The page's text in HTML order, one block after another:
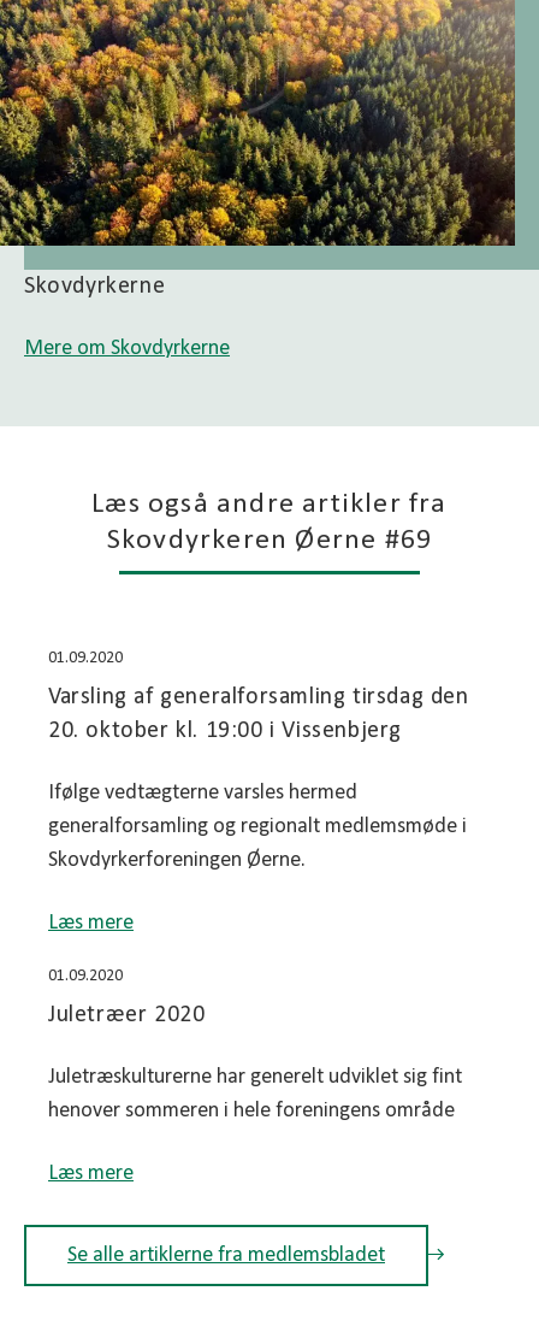
Skovdyrkerne
Mere om Skovdyrkerne
Læs også andre artikler fra
Skovdyrkeren Øerne #69
01.09.2020
Varsling af generalforsamling tirsdag den
20. oktober kl. 19:00 i Vissenbjerg
Ifølge vedtægterne varsles hermed
generalforsamling og regionalt medlemsmøde i
Skovdyrkerforeningen Øerne.
Læs mere
01.09.2020
Juletræer 2020
Juletræskulturerne har generelt udviklet sig fint
henover sommeren i hele foreningens område
Læs mere
Se alle artiklerne fra medlemsbladet